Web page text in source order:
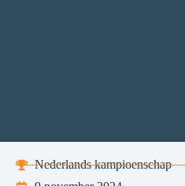
Nederlands kampioenschap